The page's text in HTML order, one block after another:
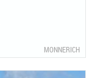
MONNERICH